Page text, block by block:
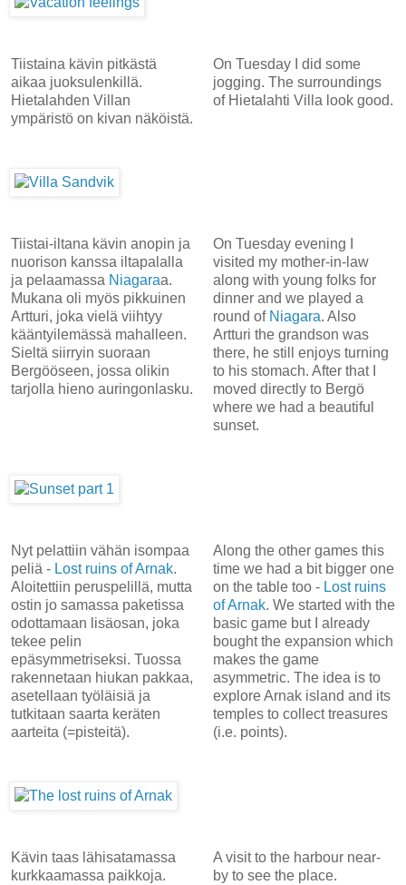
Tiistaina kävin pitkästä
aikaa juoksulenkillä.
Hietalahden Villan
ympäristö on kivan näköistä.
On Tuesday I did some
jogging. The surroundings
of Hietalahti Villa look good.
Tiistai-iltana kävin anopin ja
nuorison kanssa iltapalalla
ja pelaamassa Niagaraa.
Mukana oli myös pikkuinen
Artturi, joka vielä viihtyy
kääntyilemässä mahalleen.
Sieltä siirryin suoraan
Bergööseen, jossa olikin
tarjolla hieno auringonlasku.
On Tuesday evening I
visited my mother-in-law
along with young folks for
dinner and we played a
round of Niagara. Also
Artturi the grandson was
there, he still enjoys turning
to his stomach. After that I
moved directly to Bergö
where we had a beautiful
sunset.
Nyt pelattiin vähän isompaa
peliä - Lost ruins of Arnak.
Aloitettiin peruspelillä, mutta
ostin jo samassa paketissa
odottamaan lisäosan, joka
tekee pelin
epäsymmetriseksi. Tuossa
rakennetaan hiukan pakkaa,
asetellaan työläisiä ja
tutkitaan saarta keräten
aarteita (=pisteitä).
Along the other games this
time we had a bit bigger one
on the table too - Lost ruins
of Arnak. We started with the
basic game but I already
bought the expansion which
makes the game
asymmetric. The idea is to
explore Arnak island and its
temples to collect treasures
(i.e. points).
Kävin taas lähisatamassa
kurkkaamassa paikkoja.
A visit to the harbour near-
by to see the place.